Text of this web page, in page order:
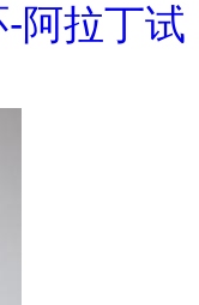
阿拉丁试